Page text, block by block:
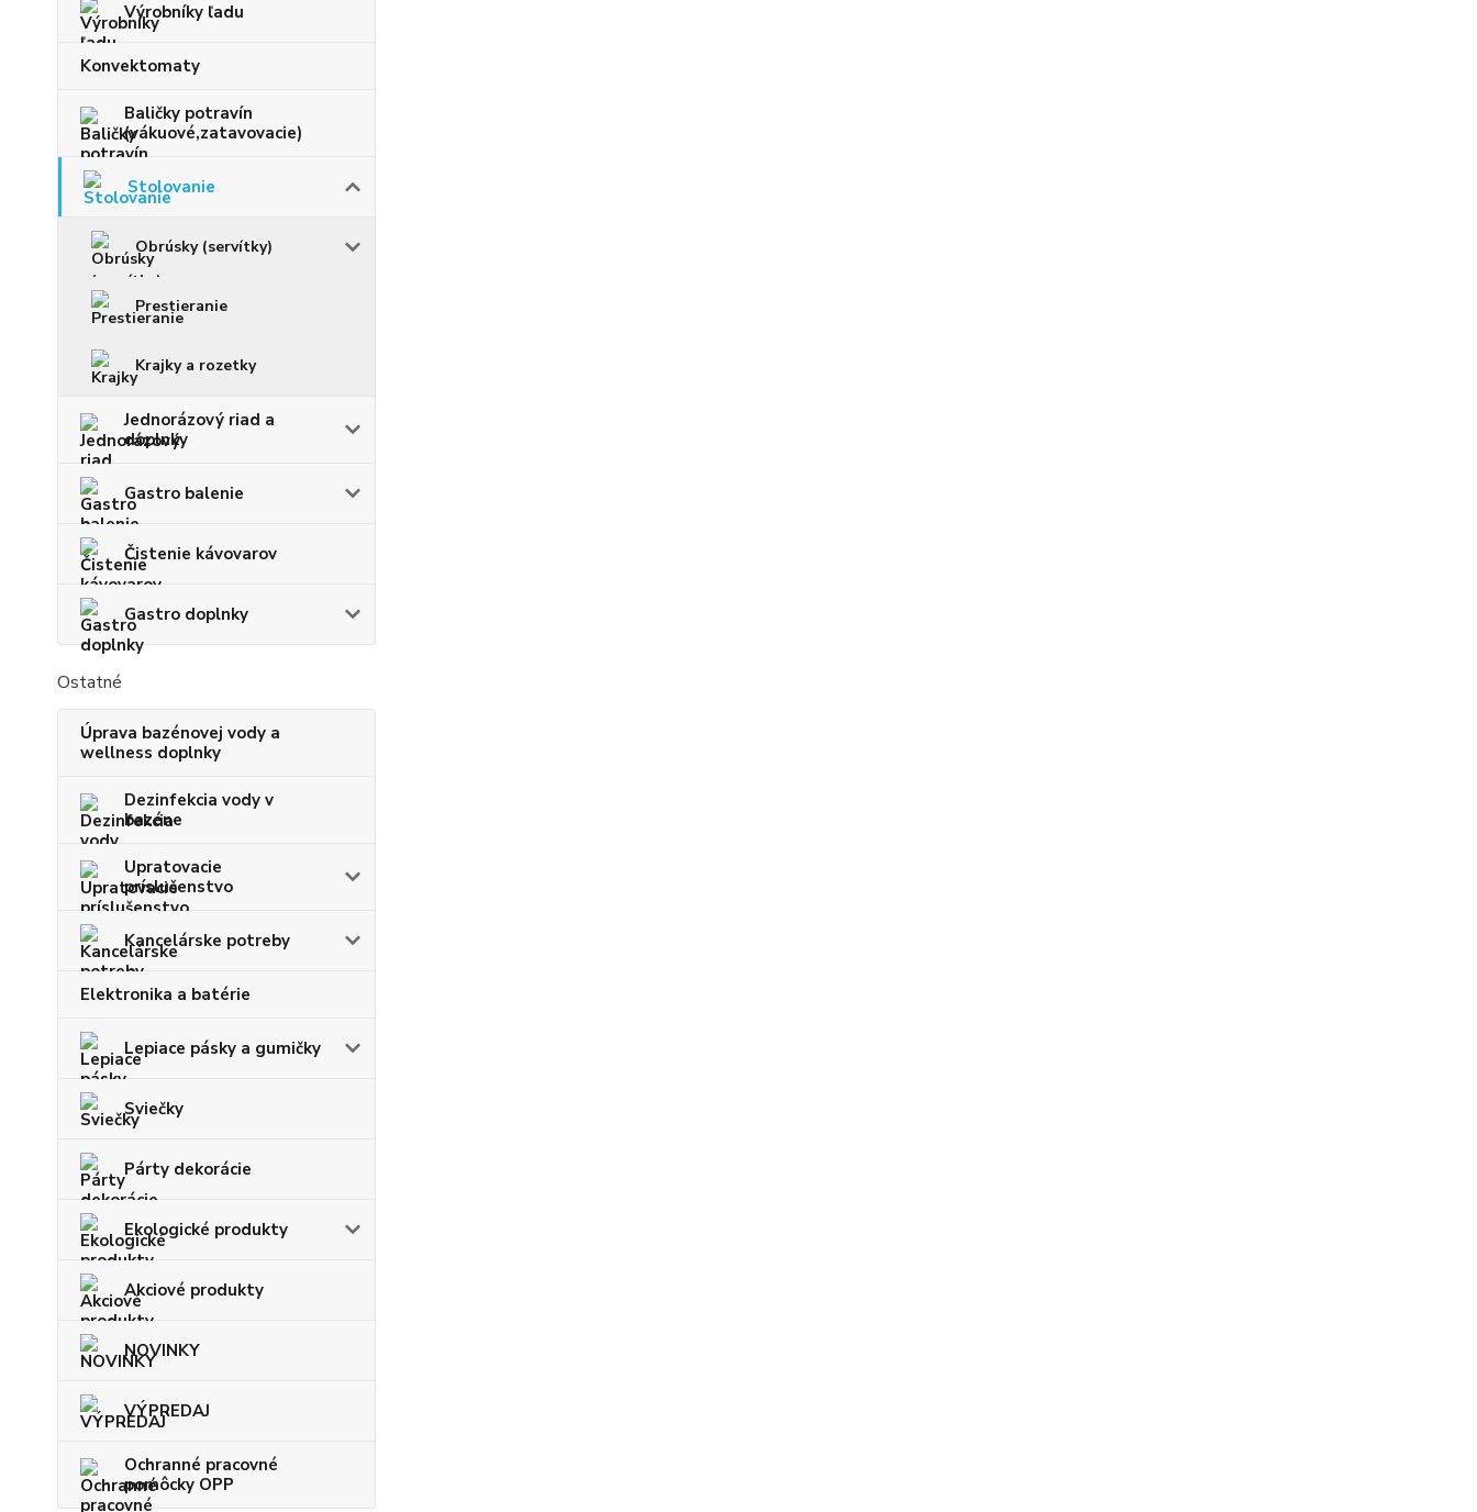
Výrobníky ľadu
Konvektomaty
Baličky potravín
(vákuové,zatavovacie)
Stolovanie
Obrúsky (servítky)
Prestieranie
Krajky a rozetky
Jednorázový riad a
doplnky
Gastro balenie
Čistenie kávovarov
Gastro doplnky
Ostatné
Úprava bazénovej vody a
wellness doplnky
Dezinfekcia vody v
bazéne
Upratovacie
príslušenstvo
Kancelárske potreby
Elektronika a batérie
Lepiace pásky a gumičky
Sviečky
Párty dekorácie
Ekologické produkty
Akciové produkty
NOVINKY
VÝPREDAJ
Ochranné pracovné
pomôcky OPP